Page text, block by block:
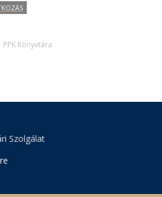
PPK Könyvtára
Szolgálat